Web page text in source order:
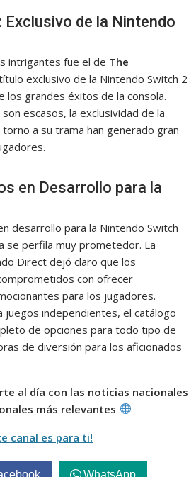
Exclusivo de la Nintendo
intrigantes fue el de The
exclusivo de la Nintendo Switch 2
los grandes éxitos de la consola.
escasos, la exclusividad de la
a su trama han generado gran
en Desarrollo para la
desarrollo para la Nintendo Switch
se perfila muy prometedor. La
Direct dejó claro que los
con ofrecer
para los jugadores.
juegos independientes, el catálogo
de opciones para todo tipo de
de diversión para los aficionados
al día con las noticias nacionales
más relevantes
canal es para ti!
WhatsApp